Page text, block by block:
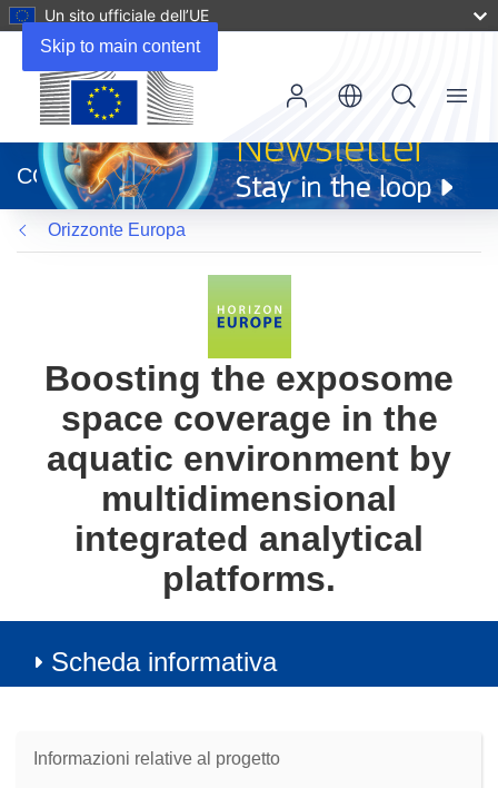
Skip to main content
Un sito ufficiale dell’UE
apre
in
una
nuova
finestra)
CORDIS
Menu
Orizzonte Europa
Boosting the exposome
space coverage in the
aquatic environment by
multidimensional
integrated analytical
platforms.
Scheda informativa
Informazioni relative al progetto